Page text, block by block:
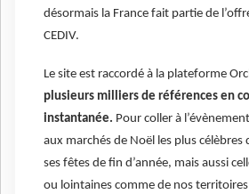
désormais la France fait partie de
CEDIV.
Le site est raccordé à la plateforme
plusieurs milliers de références en
instantanée. Pour coller à
aux marchés de Noël les plus célèbres
ses fêtes de fin d’année, mais aussi
ou lointaines comme de nos